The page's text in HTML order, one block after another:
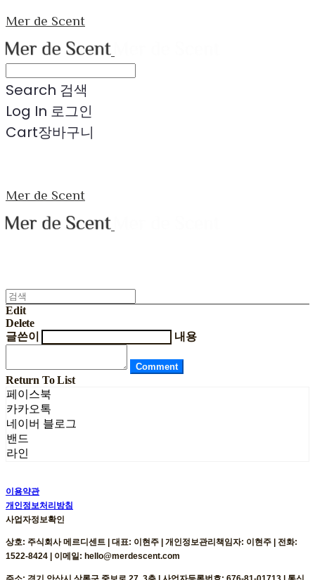
Mer de Scent
Search 검색
Log In 로그인
Cart장바구니
Mer de Scent
Edit
Delete
글쓴이
내용
Comment
Return To List
페이스북
카카오톡
네이버 블로그
밴드
라인
이용약관
개인정보처리방침
사업자정보확인
상호: 주식회사 메르디센트 | 대표: 이현주 | 개인정보관리책임자: 이현주 | 전화:
1522-8424 | 이메일: hello@merdescent.com